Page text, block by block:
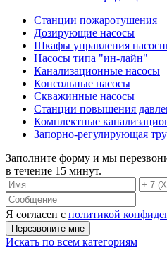
Станции пожаротушения
Дозирующие насосы
Шкафы управления
Насосы типа "ин-лайн"
Канализационные насосы
Консольные насосы
Скважинные насосы
Станции повышения
Комплектные
Запорно-регулирующая
Заполните форму и мы
в течение 15 минут.
Я согласен с политикой
Искать по всем категориям